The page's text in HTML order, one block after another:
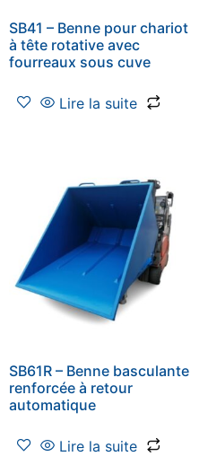
SB41 – Benne pour chariot
à tête rotative avec
fourreaux sous cuve
Lire la suite
SB61R – Benne basculante
renforcée à retour
automatique
Lire la suite